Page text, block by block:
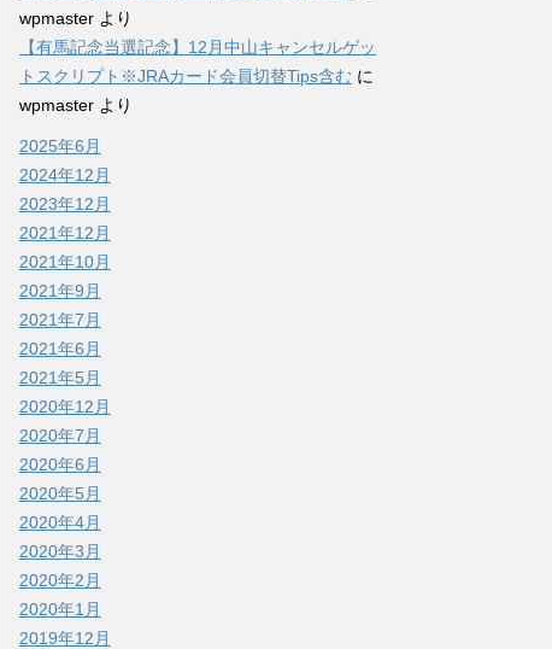
wpmaster より
【有馬記念当選記念】12月中山キャンセルゲッ
トスクリプト※JRAカード会員切替Tips含む に
wpmaster より
2025年6月
2024年12月
2023年12月
2021年12月
2021年10月
2021年9月
2021年7月
2021年6月
2021年5月
2020年12月
2020年7月
2020年6月
2020年5月
2020年4月
2020年3月
2020年2月
2020年1月
2019年12月